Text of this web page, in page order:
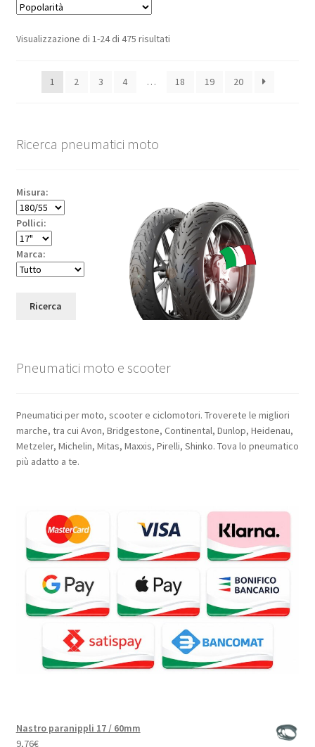
Visualizzazione di 1-24 di 475 risultatiPopolarità
1 2 3 4 … 18 19 20
Ricerca pneumatici moto
Misura:
Pollici:
Marca:
Ricerca
Pneumatici moto e scooter
Pneumatici per moto, scooter e ciclomotori. Troverete le migliori
marche, tra cui Avon, Bridgestone, Continental, Dunlop, Heidenau,
Metzeler, Michelin, Mitas, Maxxis, Pirelli, Shinko. Tova lo pneumatico
più adatto a te.
Nastro paranippli 17 / 60mm
9,76€